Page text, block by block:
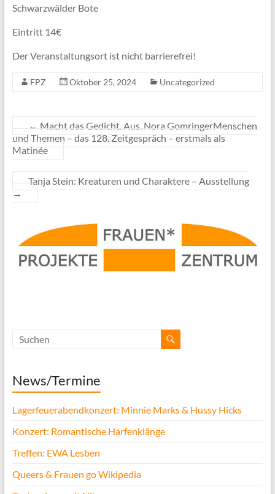
Schwarzwälder Bote
Eintritt 14€
Der Veranstaltungsort ist nicht barrierefrei!
FPZ Oktober 25, 2024 Uncategorized
← Macht das Gedicht. Aus. Nora GomringerMenschen
und Themen – das 128. Zeitgespräch – erstmals als
Matinée
Tanja Stein: Kreaturen und Charaktere – Ausstellung
→
News/Termine
Lagerfeuerabendkonzert: Minnie Marks & Hussy Hicks
Konzert: Romantische Harfenklänge
Treffen: EWA Lesben
Queers & Frauen go Wikipedia